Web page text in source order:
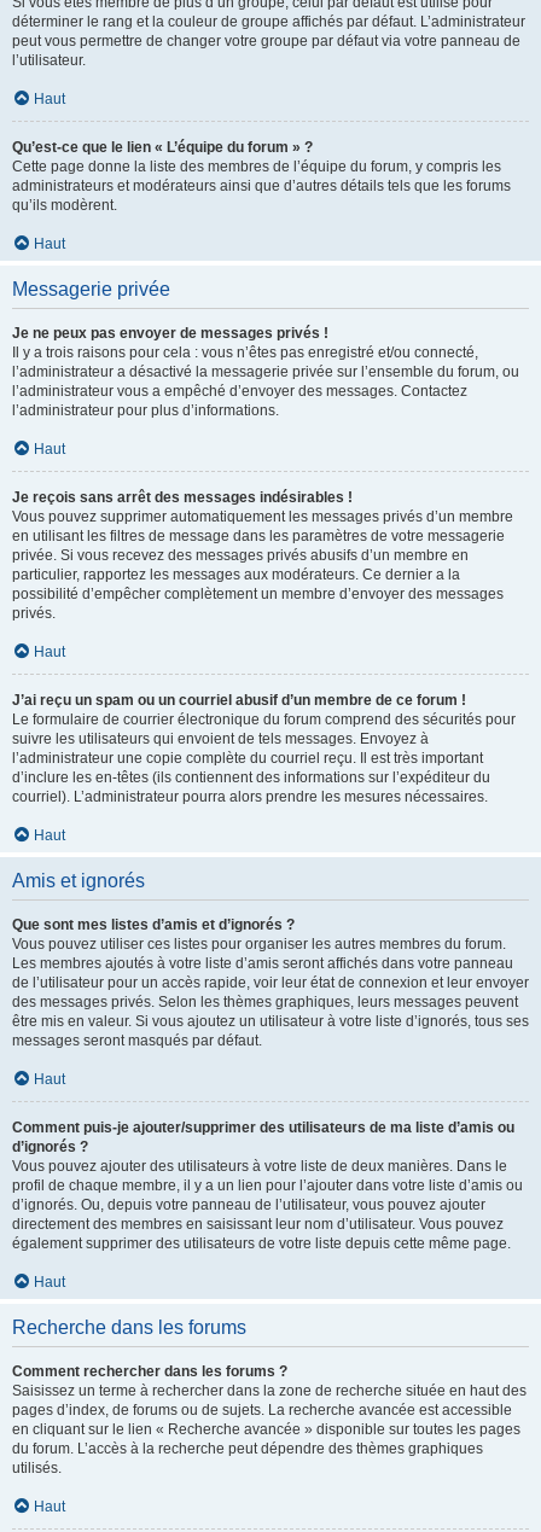
déterminer le rang et la couleur de groupe affichés par défaut. L’administrateur
peut vous permettre de changer votre groupe par défaut via votre panneau de
l’utilisateur.
Haut
Qu’est-ce que le lien « L’équipe du forum » ?
Cette page donne la liste des membres de l’équipe du forum, y compris les
administrateurs et modérateurs ainsi que d’autres détails tels que les forums
qu’ils modèrent.
Haut
Messagerie privée
Je ne peux pas envoyer de messages privés !
Il y a trois raisons pour cela : vous n’êtes pas enregistré et/ou connecté,
l’administrateur a désactivé la messagerie privée sur l’ensemble du forum, ou
l’administrateur vous a empêché d’envoyer des messages. Contactez
l’administrateur pour plus d’informations.
Haut
Je reçois sans arrêt des messages indésirables !
Vous pouvez supprimer automatiquement les messages privés d’un membre
en utilisant les filtres de message dans les paramètres de votre messagerie
privée. Si vous recevez des messages privés abusifs d’un membre en
particulier, rapportez les messages aux modérateurs. Ce dernier a la
possibilité d’empêcher complètement un membre d’envoyer des messages
privés.
Haut
J’ai reçu un spam ou un courriel abusif d’un membre de ce forum !
Le formulaire de courrier électronique du forum comprend des sécurités pour
suivre les utilisateurs qui envoient de tels messages. Envoyez à
l’administrateur une copie complète du courriel reçu. Il est très important
d’inclure les en-têtes (ils contiennent des informations sur l’expéditeur du
courriel). L’administrateur pourra alors prendre les mesures nécessaires.
Haut
Amis et ignorés
Que sont mes listes d’amis et d’ignorés ?
Vous pouvez utiliser ces listes pour organiser les autres membres du forum.
Les membres ajoutés à votre liste d’amis seront affichés dans votre panneau
de l’utilisateur pour un accès rapide, voir leur état de connexion et leur envoyer
des messages privés. Selon les thèmes graphiques, leurs messages peuvent
être mis en valeur. Si vous ajoutez un utilisateur à votre liste d’ignorés, tous ses
messages seront masqués par défaut.
Haut
Comment puis-je ajouter/supprimer des utilisateurs de ma liste d’amis ou
d’ignorés ?
Vous pouvez ajouter des utilisateurs à votre liste de deux manières. Dans le
profil de chaque membre, il y a un lien pour l’ajouter dans votre liste d’amis ou
d’ignorés. Ou, depuis votre panneau de l’utilisateur, vous pouvez ajouter
directement des membres en saisissant leur nom d’utilisateur. Vous pouvez
également supprimer des utilisateurs de votre liste depuis cette même page.
Haut
Recherche dans les forums
Comment rechercher dans les forums ?
Saisissez un terme à rechercher dans la zone de recherche située en haut des
pages d’index, de forums ou de sujets. La recherche avancée est accessible
en cliquant sur le lien « Recherche avancée » disponible sur toutes les pages
du forum. L’accès à la recherche peut dépendre des thèmes graphiques
utilisés.
Haut